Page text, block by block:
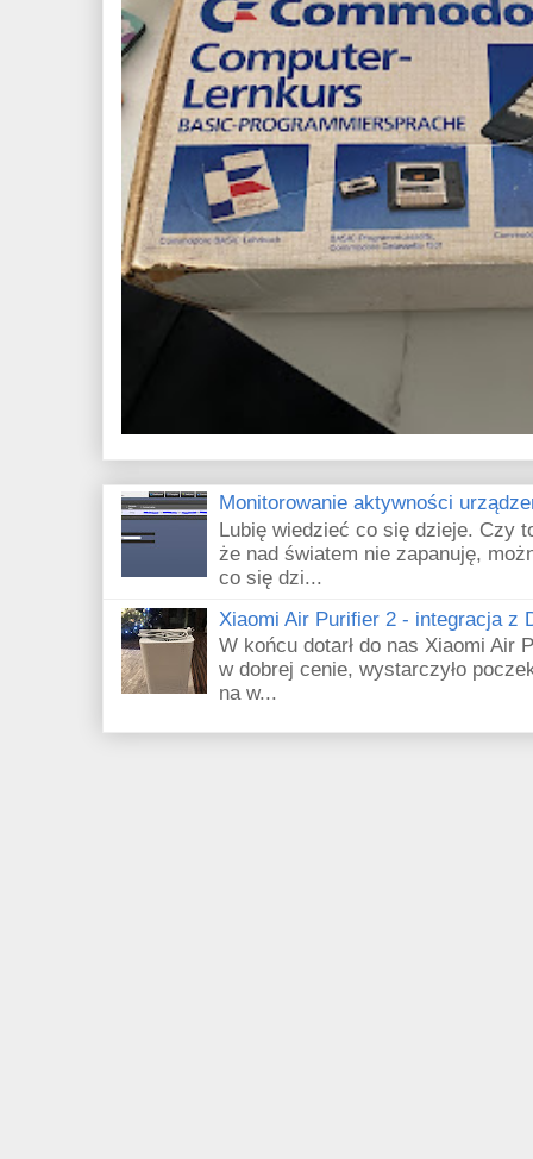
Monitorowanie aktywności
Lubię wiedzieć co się dzieje. Czy
że nad światem nie zapanuję,
co się dzi...
Xiaomi Air Purifier 2 - integracja z
W końcu dotarł do nas Xiaomi Air
w dobrej cenie, wystarczyło
na w...